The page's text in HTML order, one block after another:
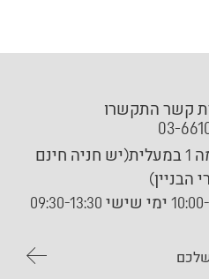
קשר התקשרו
03-
גיסין 86 פתח תקווה קומה 1 במעלית(יש חניה חינם
הבניין)